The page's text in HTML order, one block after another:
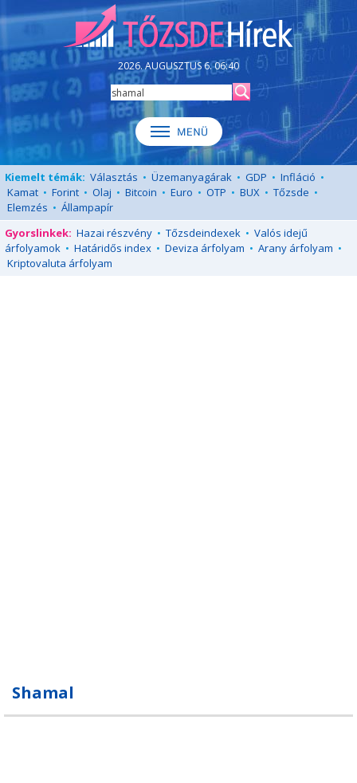
2026. AUGUSZTUS 6. 06:40
Kiemelt témák: Választás • Üzemanyagárak • GDP • Infláció •
Kamat • Forint • Olaj • Bitcoin • Euro • OTP • BUX • Tőzsde •
Elemzés • Állampapír
Gyorslinkek: Hazai részvény • Tőzsdeindexek • Valós idejű
árfolyamok • Határidős index • Deviza árfolyam • Arany árfolyam •
Kriptovaluta árfolyam
Shamal